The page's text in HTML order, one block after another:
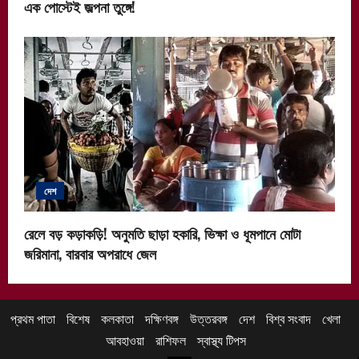
এক পোস্টেই জল্পনা তুঙ্গে!
দেশ
রেলে বড় কড়াকড়ি! অনুমতি ছাড়া হকারি, ভিক্ষা ও ধূমপানে মোটা
জরিমানা, বারবার অপরাধে জেল
প্রথম পাতা বিশেষ কলকাতা দক্ষিণবঙ্গ উত্তরবঙ্গ দেশ বিশ্ব সংবাদ খেলা
আবহাওয়া
রাশিফল স্বাস্থ্য টিপস